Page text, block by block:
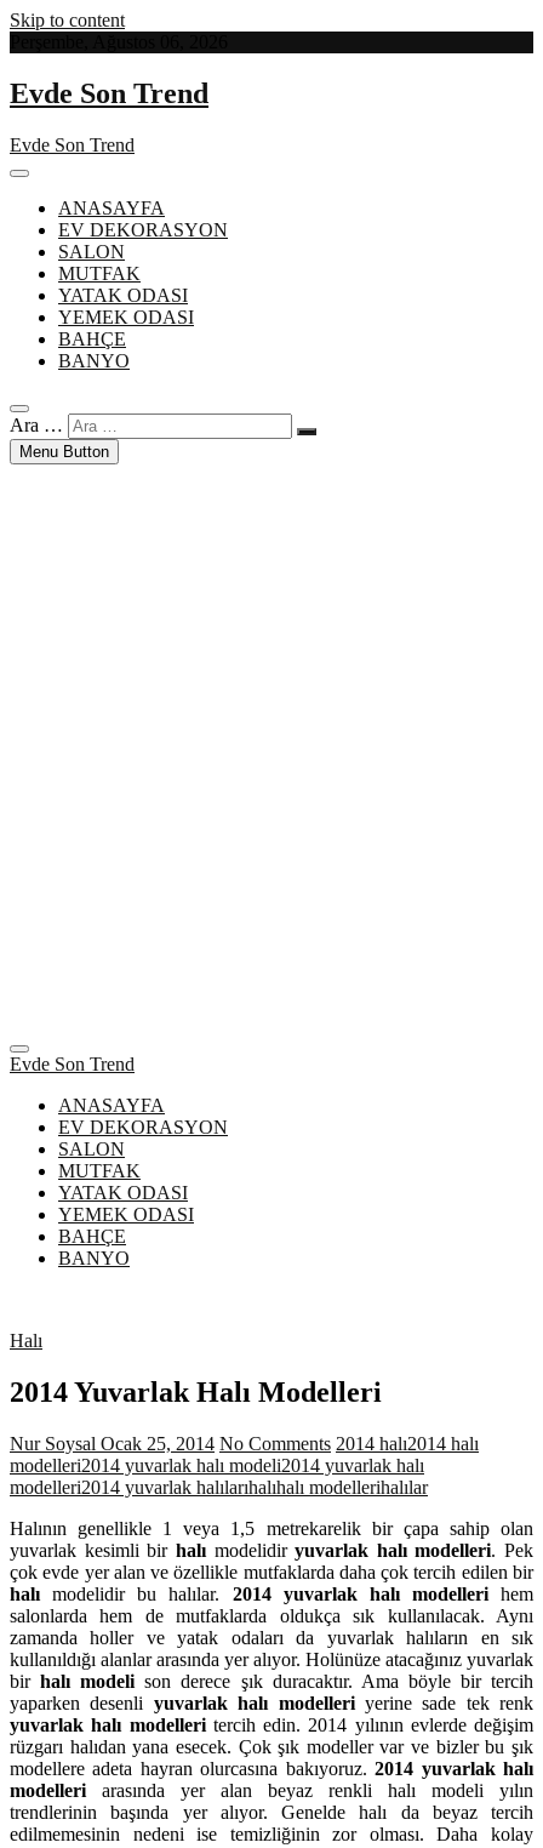
Skip to content
Evde Son Trend
Evde Son Trend
ANASAYFA
EV DEKORASYON
SALON
MUTFAK
YATAK ODASI
YEMEK ODASI
BAHÇE
BANYO
Ara …
Menu Button
Evde Son Trend
ANASAYFA
EV DEKORASYON
SALON
MUTFAK
YATAK ODASI
YEMEK ODASI
BAHÇE
BANYO
Halı
2014 Yuvarlak Halı Modelleri
Nur Soysal Ocak 25, 2014 No Comments 2014 halı2014 halı
modelleri2014 yuvarlak halı modeli2014 yuvarlak halı
modelleri2014 yuvarlak halılarıhalıhalı modellerihalılar
Halının genellikle 1 veya 1,5 metrekarelik bir çapa sahip olan
yuvarlak kesimli bir halımodelidiryuvarlak halı modelleri. Pek
çok evde yer alan ve özellikle mutfaklarda daha çok tercih edilen bir
halı modelidir bu halılar. 2014 yuvarlak halı modellerihem
salonlarda hem de mutfaklarda oldukça sık kullanılacak. Aynı
zamanda holler ve yatak odaları da yuvarlak halıların en sık
kullanıldığı alanlar arasında yer alıyor. Holünüze atacağınız yuvarlak
birhalı modeli son derece şık duracaktır. Ama böyle bir tercih
yaparken desenli yuvarlak halı modelleriyerine sade tek renk
yuvarlak halı modelleritercih edin. 2014 yılının evlerde değişim
rüzgarı halıdan yana esecek. Çok şık modeller var ve bizler bu şık
modellere adeta hayran olurcasına bakıyoruz.2014 yuvarlak halı
modelleri arasında yer alan beyaz renkli halı modeli yılın
trendlerinin başında yer alıyor. Genelde halı da beyaz tercih
edilmemesinin nedeni ise temizliğinin zor olması. Daha kolay